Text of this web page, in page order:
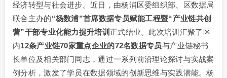
经济转型与社会进步。近日，由杨浦区委组织部、区数据局
联合主办的“杨数浦”首席数据专员赋能工程暨“产业链共创
营”干部专业化能力提升培训 正式结业。此次培训汇聚了区
内12条产业链70家重点企业的72名数据专员与产业链秘书
长单位及相关部门同志，通过一系列前沿理论探讨与实战案
例分析，激发了学员在数据领域的创新思维与实践潜能。杨